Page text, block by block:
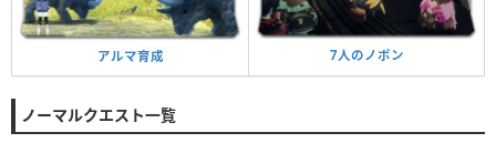
アルマ育成 7人のノポン
ノーマルクエスト一覧